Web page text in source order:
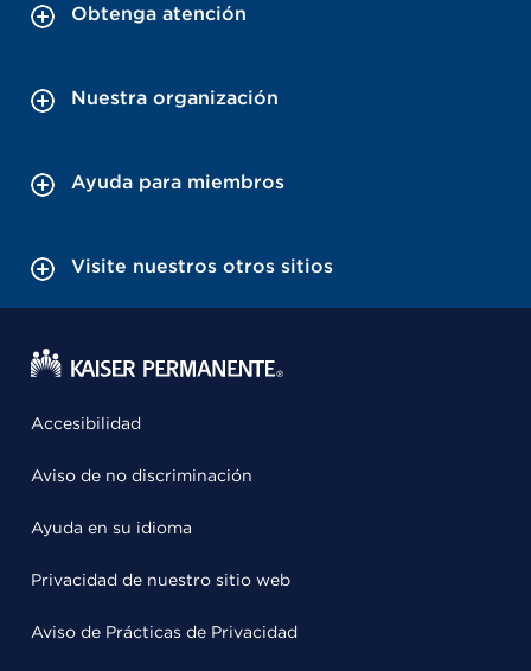
Obtenga atención
Nuestra organización
Ayuda para miembros
Visite nuestros otros sitios
Accesibilidad
Aviso de no discriminación
Ayuda en su idioma
Privacidad de nuestro sitio web
Aviso de Prácticas de Privacidad